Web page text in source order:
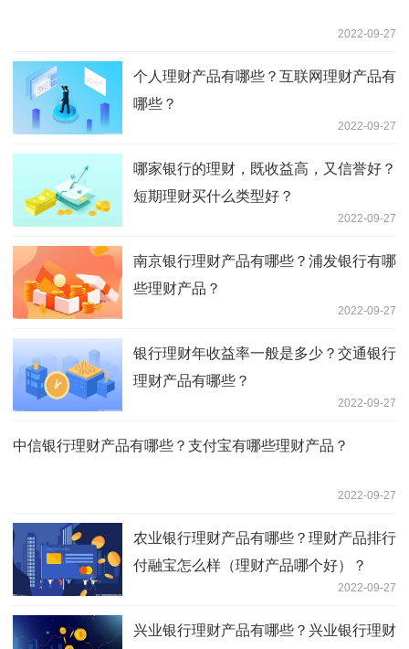
2022-09-27
个人理财产品有哪些？互联网理财产品有
哪些？
2022-09-27
哪家银行的理财，既收益高，又信誉好？
短期理财买什么类型好？
2022-09-27
南京银行理财产品有哪些？浦发银行有哪
些理财产品？
2022-09-27
银行理财年收益率一般是多少？交通银行
理财产品有哪些？
2022-09-27
中信银行理财产品有哪些？支付宝有哪些理财产品？
2022-09-27
农业银行理财产品有哪些？理财产品排行
付融宝怎么样（理财产品哪个好）？
2022-09-27
兴业银行理财产品有哪些？兴业银行理财